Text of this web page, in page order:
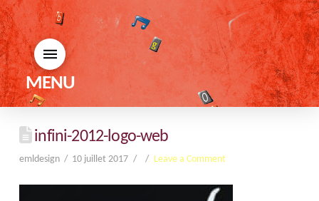
MENU
infini-2012-logo-web
emldesign 10 juillet 2017 Leave a Comment